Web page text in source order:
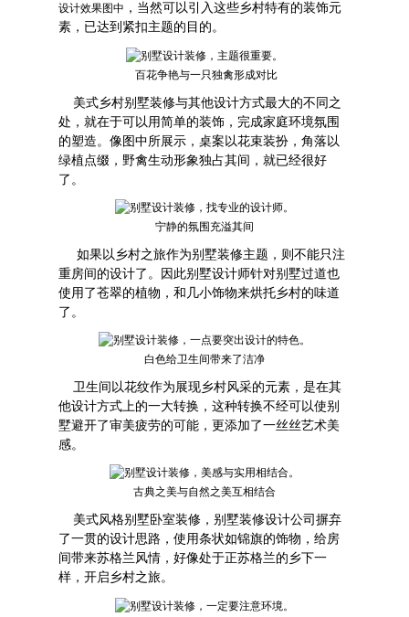
设计效果图中 ，当然可以引入这些乡村特有的装饰元
素，已达到紧扣主题的目的。
百花争艳与一只独禽形成对比
美式乡村别墅装修与其他设计方式最大的不同之
处，就在于可以用简单的装饰，完成家庭环境氛围
的塑造。像图中所展示，桌案以花束装扮，角落以
绿植点缀，野禽生动形象独占其间，就已经很好
了。
宁静的氛围充溢其间
如果以乡村之旅作为别墅装修主题，则不能只注
重房间的设计了。因此别墅设计师针对别墅过道也
使用了苍翠的植物，和几小饰物来烘托乡村的味道
了。
白色给卫生间带来了洁净
卫生间以花纹作为展现乡村风采的元素，是在其
他设计方式上的一大转换，这种转换不经可以使别
墅避开了审美疲劳的可能，更添加了一丝丝艺术美
感。
古典之美与自然之美互相结合
美式风格别墅卧室装修， 别墅装修设计公司 摒弃
了一贯的设计思路，使用条状如锦旗的饰物，给房
间带来苏格兰风情，好像处于正苏格兰的乡下一
样，开启乡村之旅。